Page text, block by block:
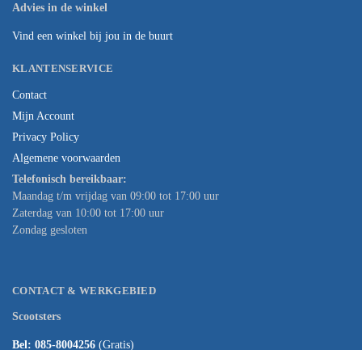
Advies in de winkel
Vind een winkel bij jou in de buurt
KLANTENSERVICE
Contact
Mijn Account
Privacy Policy
Algemene voorwaarden
Telefonisch bereikbaar:
Maandag t/m vrijdag van 09:00 tot 17:00 uur
Zaterdag van 10:00 tot 17:00 uur
Zondag gesloten
CONTACT & WERKGEBIED
Scootsters
Bel: 085-8004256 (Gratis)